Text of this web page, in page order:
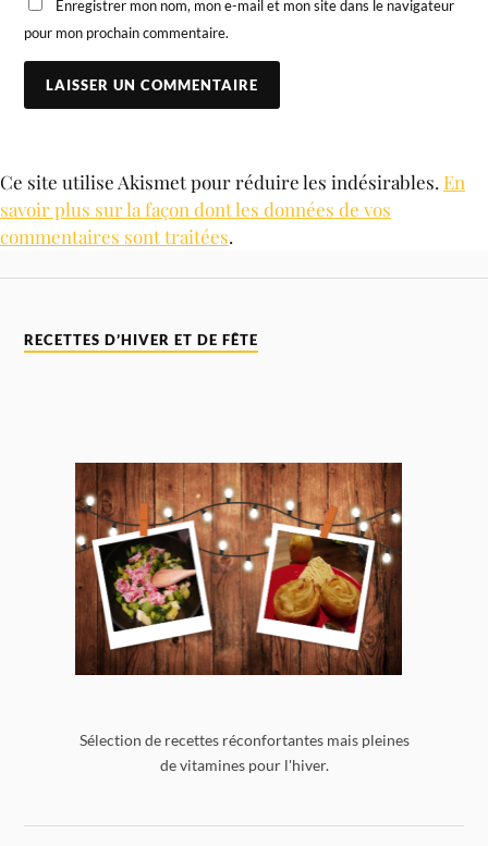
Enregistrer mon nom, mon e-mail et mon site dans le navigateur
pour mon prochain commentaire.
Ce site utilise Akismet pour réduire les indésirables. En
savoir plus sur la façon dont les données de vos
commentaires sont traitées.
RECETTES D’HIVER ET DE FÊTE
Sélection de recettes réconfortantes mais pleines
de vitamines pour l'hiver.